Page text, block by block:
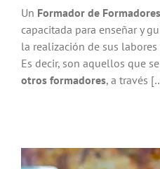
Un Formador de Formadores
capacitada para enseñar y
la realización de sus
Es decir, son aquellos que
otros formadores, a través